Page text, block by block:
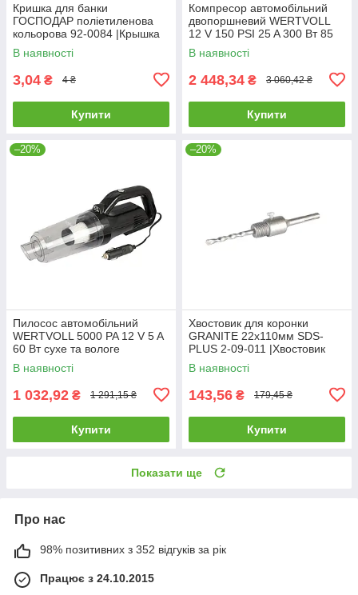
Кришка для банки
ГОСПОДАР поліетиленова
кольорова 92-0084 |Крышка
для банки ГОСПОДАР
полиэтиленовая цветная 92-
В наявності
3,04 ₴ 4 ₴
Купити
Компресор автомобільний
двопоршневий WERTVOLL
12 V 150 PSI 25 A 300 Вт 85
л/хв сумка AC-2185 |
Компрессор автомобильный
В наявності
2 448,34 ₴ 3 060,42 ₴
Купити
–20%
Пилосос автомобільний
WERTVOLL 5000 PA 12 V 5 A
60 Вт сухе та вологе
прибирання сумка AC-5000 |
Пылесос автомобильный
В наявності
1 032,92 ₴ 1 291,15 ₴
Купити
–20%
Хвостовик для коронки
GRANITE 22х110мм SDS-
PLUS 2-09-011 |Хвостовик
для коронки GRANITE
22х110мм SDS-PLUS 2-09-
В наявності
143,56 ₴ 179,45 ₴
Купити
Показати ще
Про нас
98% позитивних з 352 відгуків за рік
Працює з 24.10.2015